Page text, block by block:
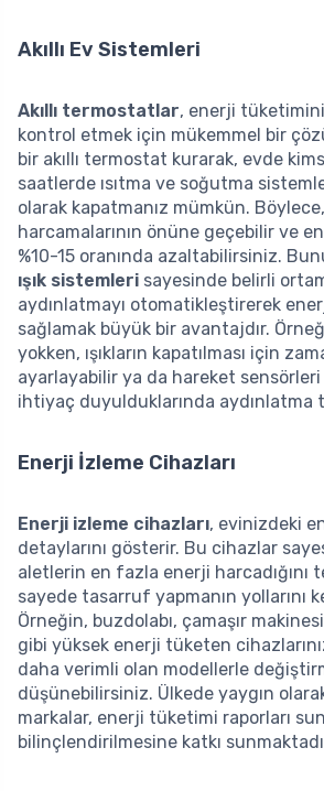
Akıllı Ev Sistemleri
Akıllı termostatlar, enerji
kontrol etmek için mükemmel bir
bir akıllı termostat kurarak, evde
saatlerde ısıtma ve soğutma
olarak kapatmanız mümkün.
harcamalarının önüne geçebilir ve
%10-15 oranında azaltabilirsiniz.
ışık sistemleri sayesinde belirli
aydınlatmayı otomatikleştirerek
sağlamak büyük bir avantajdır.
yokken, ışıkların kapatılması için
ayarlayabilir ya da hareket sensörleri
ihtiyaç duyulduklarında aydınlatma
Enerji İzleme Cihazları
Enerji izleme cihazları, evinizdeki
detaylarını gösterir. Bu cihazlar
aletlerin en fazla enerji harcadığını
sayede tasarruf yapmanın yollarını
Örneğin, buzdolabı, çamaşır
gibi yüksek enerji tüketen
daha verimli olan modellerle
düşünebilirsiniz. Ülkede yaygın
markalar, enerji tüketimi raporları
bilinçlendirilmesine katkı